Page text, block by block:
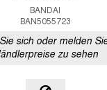
BANDAI
BAN5055723
sich oder melden
zu sehen